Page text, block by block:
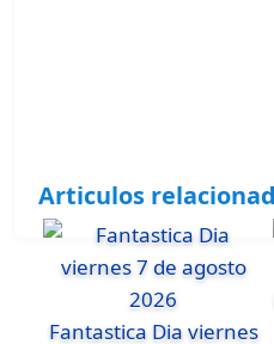
Articulos
Fantastica Dia viernes